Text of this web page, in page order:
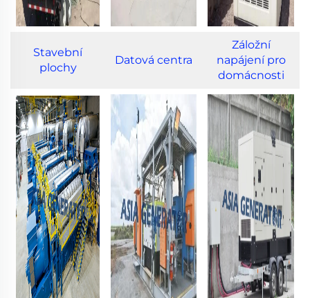
Stavební
plochy
Datová centra
Záložní
napájení pro
domácnosti